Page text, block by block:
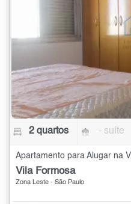
2 quartos - suíte
Vila Formosa
Zona Leste - São Paulo